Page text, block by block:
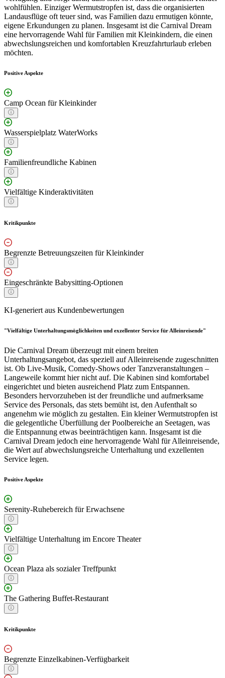
wohlfühlen. Einziger Wermutstropfen ist, dass die organisierten
Landausflüge oft teuer sind, was Familien dazu ermutigen könnte,
eigene Erkundungen zu planen. Insgesamt ist die Carnival Dream
eine hervorragende Wahl für Familien mit Kleinkindern, die einen
abwechslungsreichen und komfortablen Kreuzfahrturlaub erleben
möchten.
Positive Aspekte
Camp Ocean für Kleinkinder
Wasserspielplatz WaterWorks
Familienfreundliche Kabinen
Vielfältige Kinderaktivitäten
Kritikpunkte
Begrenzte Betreuungszeiten für Kleinkinder
Eingeschränkte Babysitting-Optionen
KI-generiert aus Kundenbewertungen
"Vielfältige Unterhaltungsmöglichkeiten und exzellenter Service für Alleinreisende"
Die Carnival Dream überzeugt mit einem breiten
Unterhaltungsangebot, das speziell auf Alleinreisende zugeschnitten
ist. Ob Live-Musik, Comedy-Shows oder Tanzveranstaltungen –
Langeweile kommt hier nicht auf. Die Kabinen sind komfortabel
eingerichtet und bieten ausreichend Platz zum Entspannen.
Besonders hervorzuheben ist der freundliche und aufmerksame
Service des Personals, das stets bemüht ist, den Aufenthalt so
angenehm wie möglich zu gestalten. Ein kleiner Wermutstropfen ist
die gelegentliche Überfüllung der Poolbereiche an Seetagen, was
die Entspannung etwas beeinträchtigen kann. Insgesamt ist die
Carnival Dream jedoch eine hervorragende Wahl für Alleinreisende,
die Wert auf abwechslungsreiche Unterhaltung und exzellenten
Service legen.
Positive Aspekte
Serenity-Ruhebereich für Erwachsene
Vielfältige Unterhaltung im Encore Theater
Ocean Plaza als sozialer Treffpunkt
The Gathering Buffet-Restaurant
Kritikpunkte
Begrenzte Einzelkabinen-Verfügbarkeit